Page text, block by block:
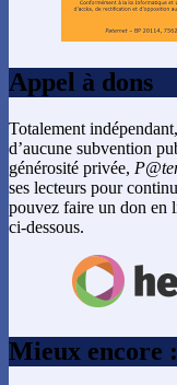
Appel à dons
Totalement
d’aucune subvention
générosité privée,
ses lecteurs pour
pouvez faire un don en
ci-dessous.
Mieux encore